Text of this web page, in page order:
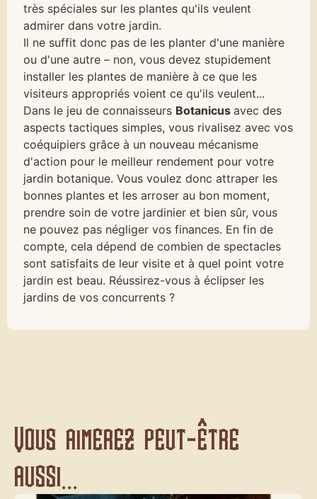
très spéciales sur les plantes qu'ils veulent
admirer dans votre jardin.
Il ne suffit donc pas de les planter d'une manière
ou d'une autre – non, vous devez stupidement
installer les plantes de manière à ce que les
visiteurs appropriés voient ce qu'ils veulent...
Dans le jeu de connaisseurs Botanicusavec des
aspects tactiques simples, vous rivalisez avec vos
coéquipiers grâce à un nouveau mécanisme
d'action pour le meilleur rendement pour votre
jardin botanique. Vous voulez donc attraper les
bonnes plantes et les arroser au bon moment,
prendre soin de votre jardinier et bien sûr, vous
ne pouvez pas négliger vos finances. En fin de
compte, cela dépend de combien de spectacles
sont satisfaits de leur visite et à quel point votre
jardin est beau. Réussirez-vous à éclipser les
jardins de vos concurrents ?
Vous aimerez peut-être
aussi...